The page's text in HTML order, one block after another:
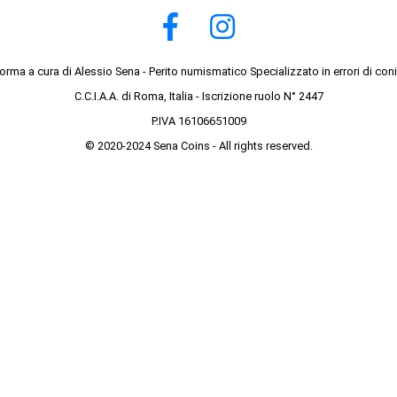
a cura di Alessio Sena - Perito numismatico Specializzato in errori di
C.C.I.A.A. di Roma, Italia - Iscrizione ruolo N° 2447
P.IVA 16106651009
© 2020-2024 Sena Coins - All rights reserved.